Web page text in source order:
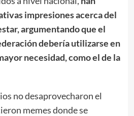
impresiones acerca del
argumentando que el
debería utilizarse en
necesidad, como el de la
no desaprovecharon el
memes donde se